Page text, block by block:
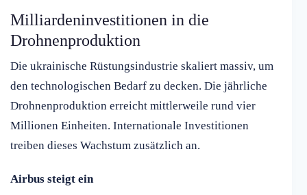
Milliardeninvestitionen in die
Drohnenproduktion
Die ukrainische Rüstungsindustrie skaliert massiv, um
den technologischen Bedarf zu decken. Die jährliche
Drohnenproduktion erreicht mittlerweile rund vier
Millionen Einheiten. Internationale Investitionen
treiben dieses Wachstum zusätzlich an.
Airbus steigt ein